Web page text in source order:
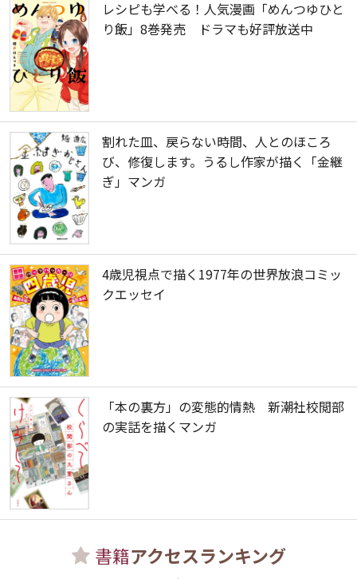
レシピも学べる！人気漫画「めんつゆひと
り飯」8巻発売 ドラマも好評放送中
割れた皿、戻らない時間、人とのほころ
び、修復します。うるし作家が描く「金継
ぎ」マンガ
4歳児視点で描く1977年の世界放浪コミッ
クエッセイ
「本の裏方」の変態的情熱 新潮社校閲部
の実話を描くマンガ
書籍アクセスランキング